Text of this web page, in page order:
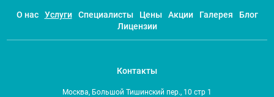
О нас Услуги Специалисты Цены Акции Галерея
Блог
Лицензии
Контакты
Москва, Большой Тишинский пер., 10 стр 1